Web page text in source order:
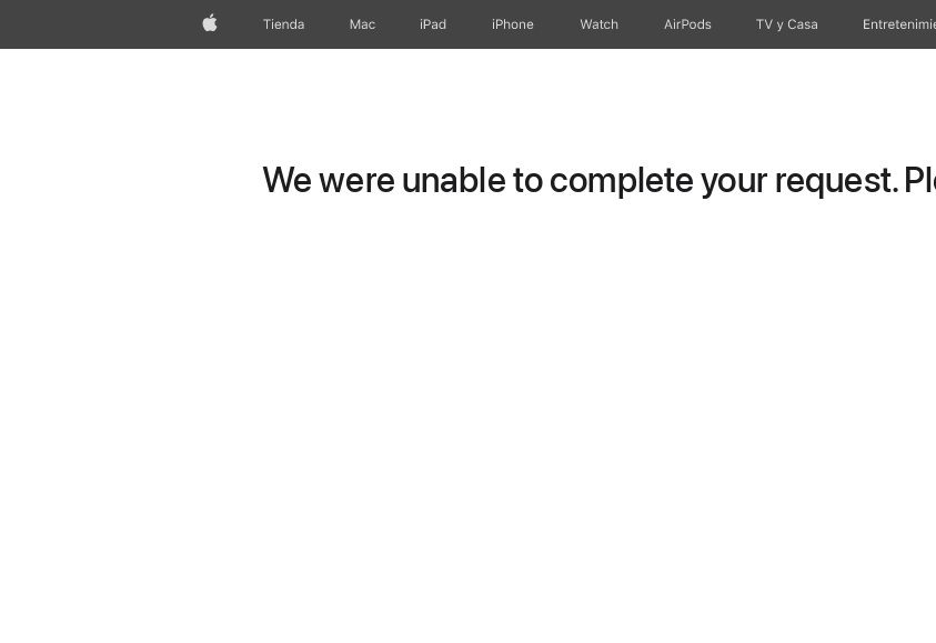
AppleTienda Mac iPad iPhone Watch AirPods TV y Casa
We were unable to complete your request.